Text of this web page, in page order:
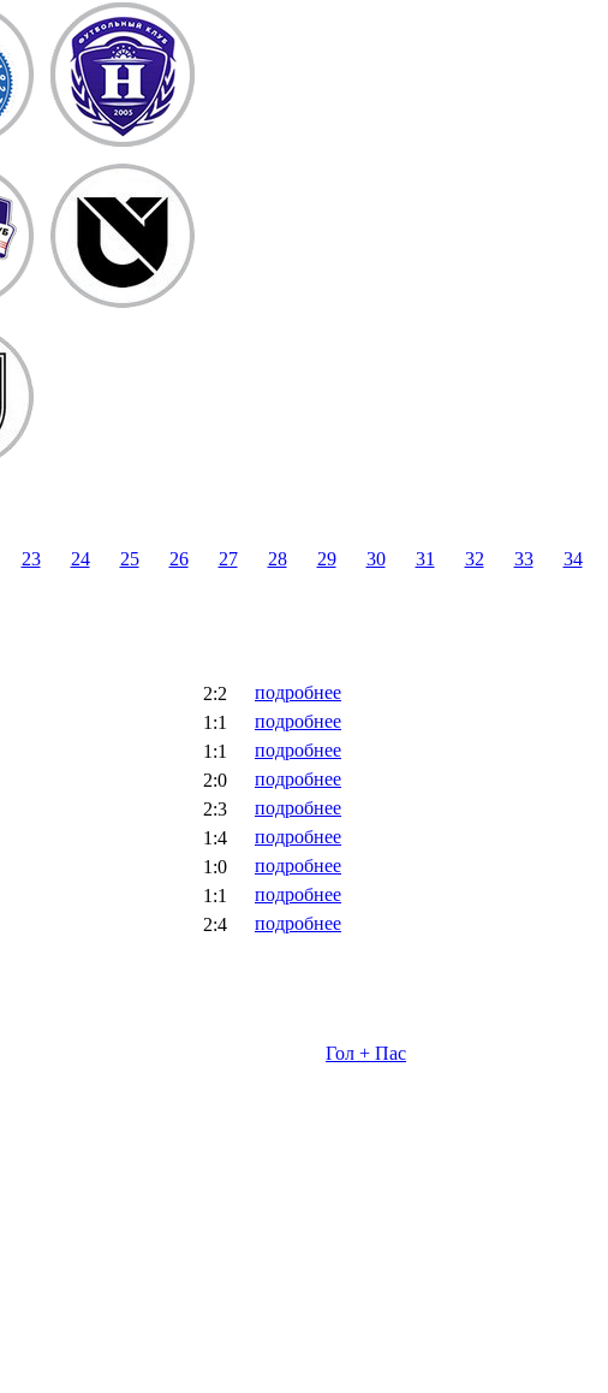
23 24 25 26 27 28 29 30 31 32 33 34
2:2
подробнее
1:1
подробнее
1:1
подробнее
2:0
подробнее
2:3
подробнее
1:4
подробнее
1:0
подробнее
1:1
подробнее
2:4 подробнее
Гол + Пас